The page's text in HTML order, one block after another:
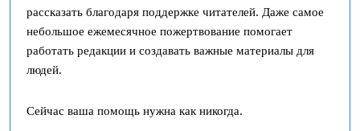
рассказать благодаря поддержке читателей. Даже самое
небольшое ежемесячное пожертвование помогает
работать редакции и создавать важные материалы для
людей.
Сейчас ваша помощь нужна как никогда.